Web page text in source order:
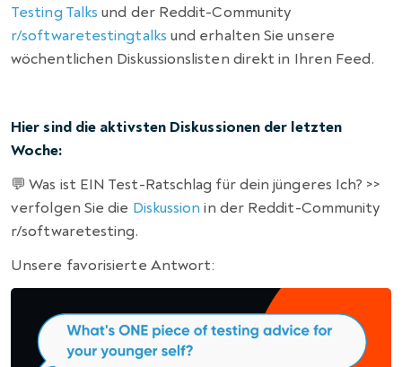
Testing Talks und der Reddit-Community
r/softwaretestingtalks und erhalten Sie unsere
wöchentlichen Diskussionslisten direkt in Ihren Feed.
Hier sind die aktivsten Diskussionen der letzten
Woche:
💬 Was ist EIN Test-Ratschlag für dein jüngeres Ich? >>
verfolgen Sie die Diskussion in der Reddit-Community
r/softwaretesting.
Unsere favorisierte Antwort: